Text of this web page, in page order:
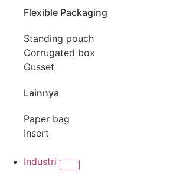
Flexible Packaging
Standing pouch
Corrugated box
Gusset
Lainnya
Paper bag
Insert
Industri